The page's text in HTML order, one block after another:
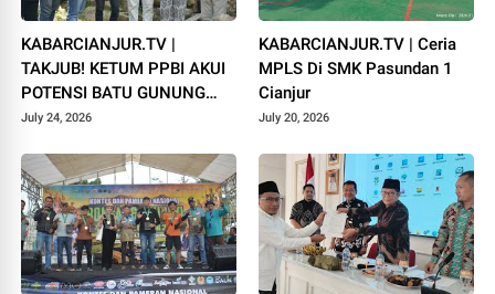
KABARCIANJUR.TV |
TAKJUB! KETUM PPBI AKUI
POTENSI BATU GUNUNG
PADANG
July 24, 2026
KABARCIANJUR.TV | Ceria
MPLS Di SMK Pasundan 1
Cianjur
July 20, 2026